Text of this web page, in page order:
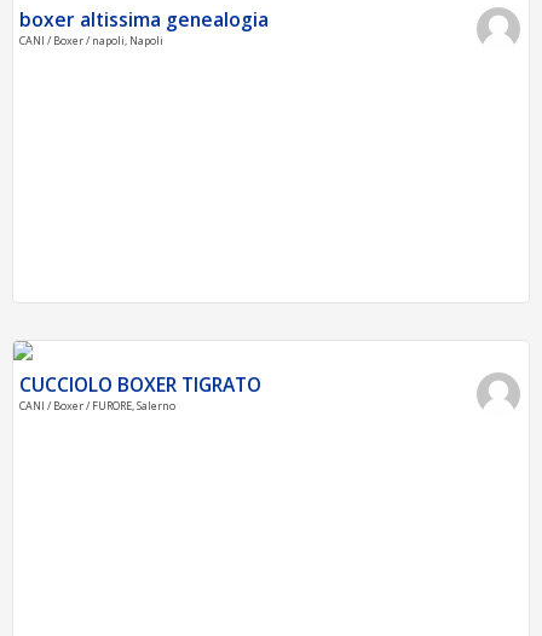
boxer altissima genealogia
CANI / Boxer / napoli, Napoli
CUCCIOLO BOXER TIGRATO
CANI / Boxer / FURORE, Salerno